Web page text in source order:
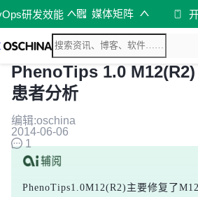
研发效能 媒体矩阵
PhenoTips 1.0
患者分析
编辑:oschina
2014-06-06
1
PhenoTips1.0M12(R2)主要修复了